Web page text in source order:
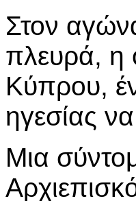
Στον
πλευρά, η
Κύπρου,
ηγεσίας
Μια